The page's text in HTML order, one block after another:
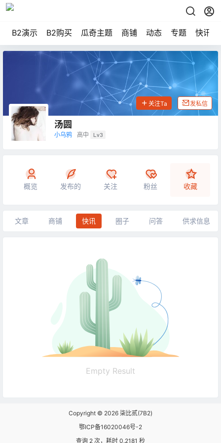
B2演示 B2购买 瓜奇主题 商铺 动态 专题 快讯
汤圆
小乌鸦 高中 Lv3
关注Ta 发私信
概览 发布的 关注 粉丝 收藏
文章 商铺 快讯 圈子 问答 供求信息
Empty Result
Copyright © 2026 柒比贰(7B2)
鄂ICP备16020046号-2
查询 2 次，耗时 0.2181 秒